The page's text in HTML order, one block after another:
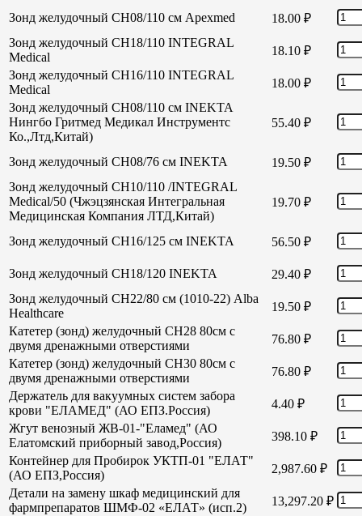
Зонд желудочный СН08/110 см Apexmed 18.00 ₽
Зонд желудочный СН18/110 INTEGRAL
Medical
18.10 ₽
Зонд желудочный СН16/110 INTEGRAL
Medical
18.00 ₽
Зонд желудочный СН08/110 см INEKTA
Нингбо Гритмед Медикал Инструментс
Ко.,Лтд,Китай)
55.40 ₽
Зонд желудочный СН08/76 см INEKTA 19.50 ₽
Зонд желудочный СН10/110 /INTEGRAL
Medical/50 (Чжэцзянская Интегральная
Медицинская Компания ЛТД,Китай)
19.70 ₽
Зонд желудочный СН16/125 см INEKTA 56.50 ₽
Зонд желудочный СН18/120 INEKTA 29.40 ₽
Зонд желудочный СН22/80 см (1010-22) Alba
Healthcare
19.50 ₽
Катетер (зонд) желудочный СН28 80см с
двумя дренажными отверстиями
76.80 ₽
Катетер (зонд) желудочный СН30 80см с
двумя дренажными отверстиями
76.80 ₽
Держатель для вакуумных систем забора
крови "ЕЛАМЕД" (АО ЕПЗ.Россия)
4.40 ₽
Жгут венозный ЖВ-01-"Еламед" (АО
Елатомский приборный завод,Россия)
398.10 ₽
Контейнер для Пробирок УКТП-01 "ЕЛАТ"
(АО ЕПЗ,Россия)
2,987.60 ₽
Детали на замену шкаф медицинский для
фармпрепаратов ШМФ-02 «ЕЛАТ» (исп.2)
13,297.20 ₽